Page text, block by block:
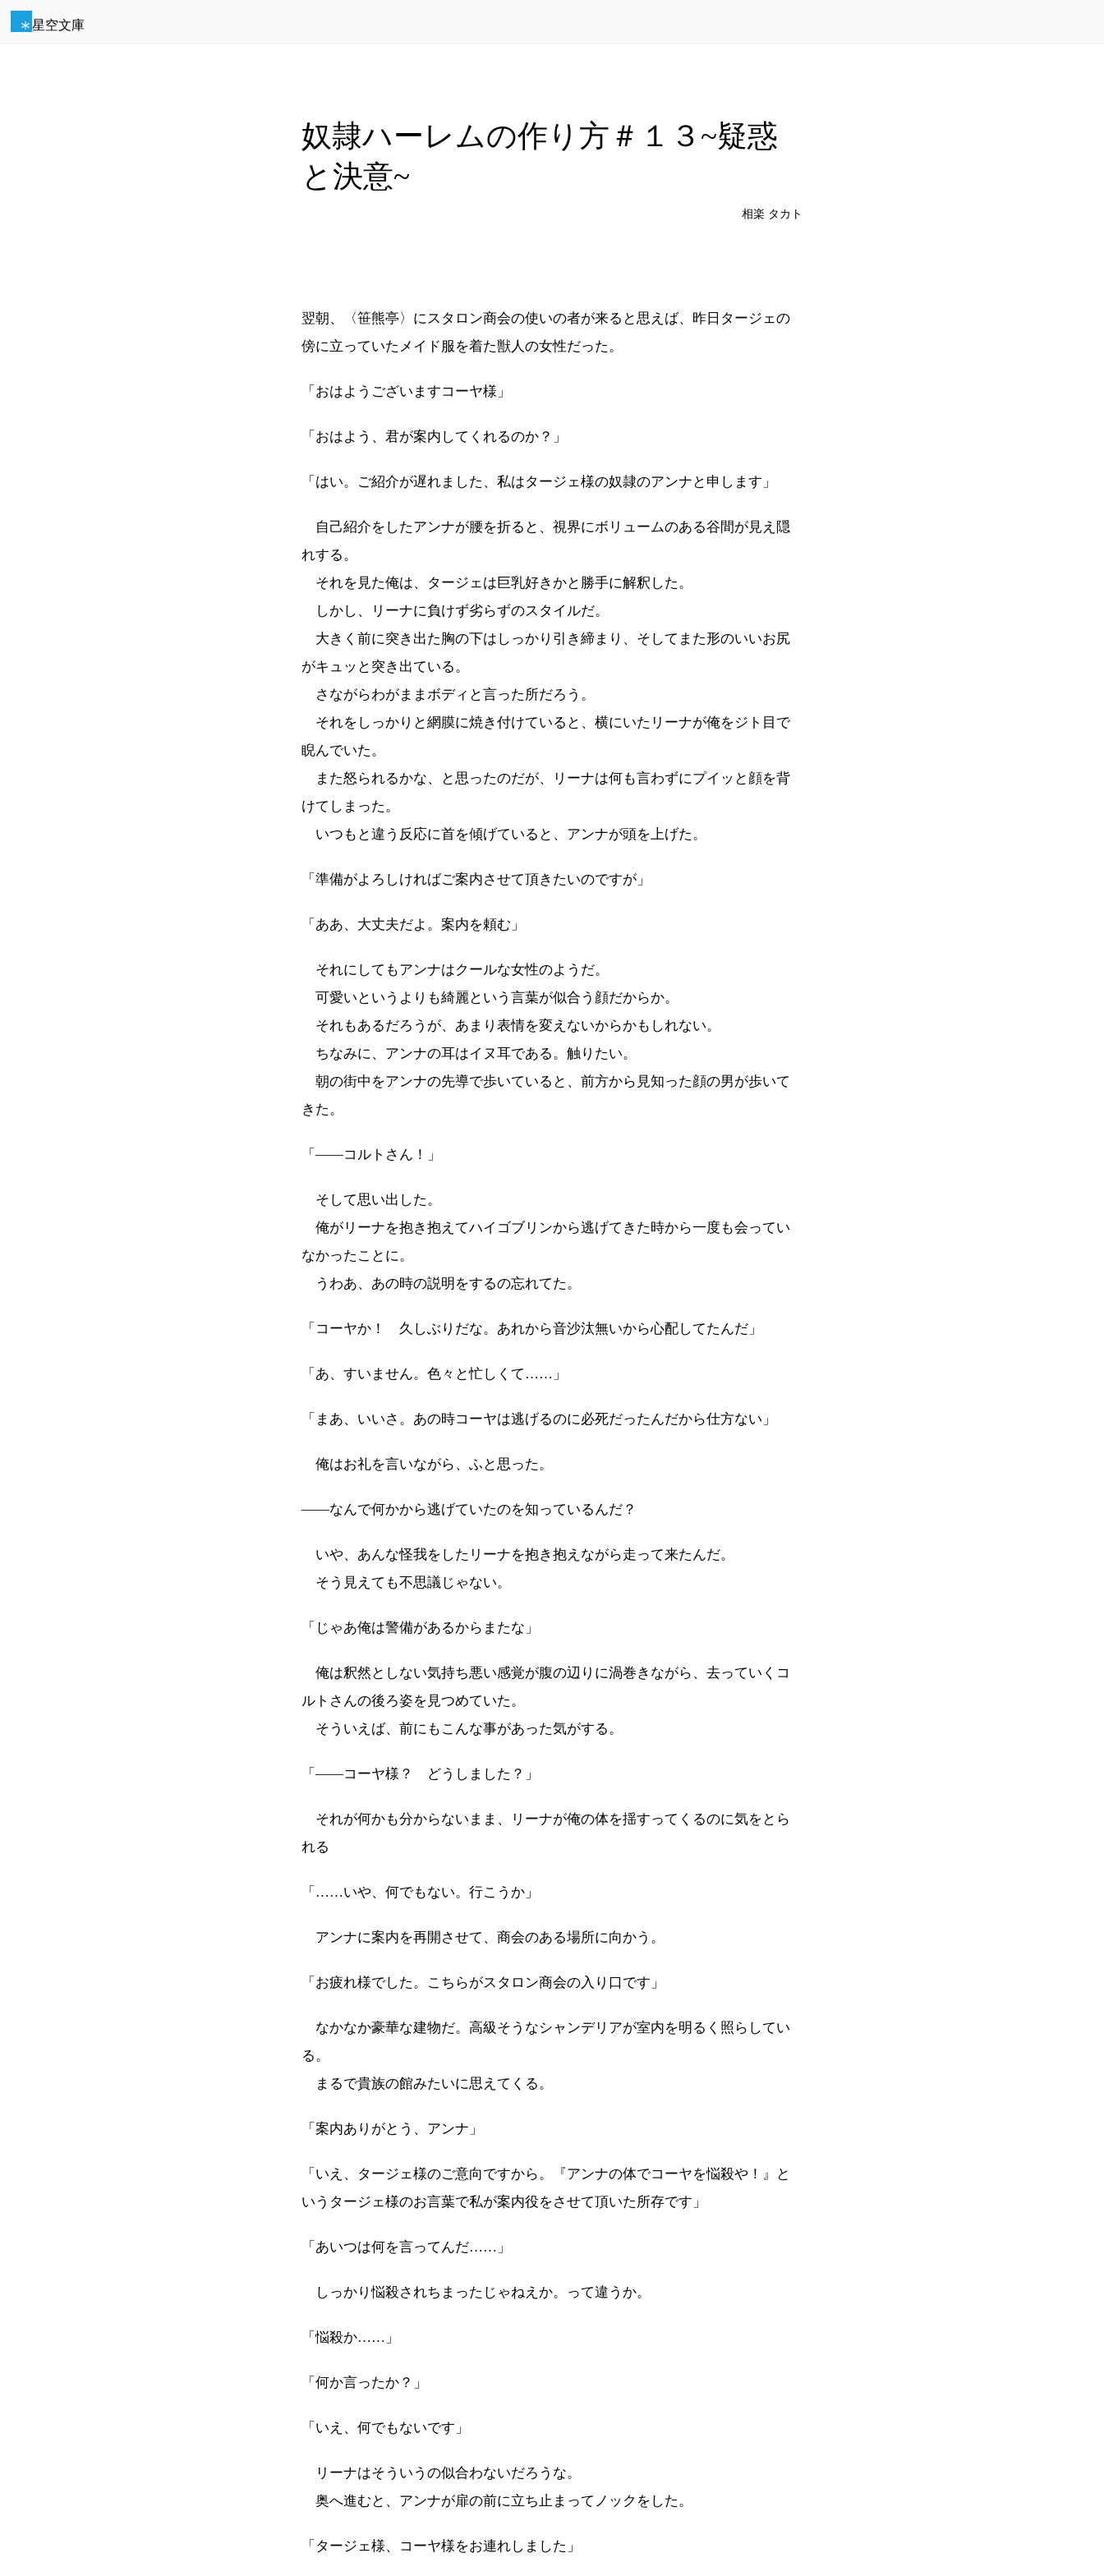
星空文庫
奴隷ハーレムの作り方＃１３~疑惑
と決意~
相楽 タカト
翌朝、〈笹熊亭〉にスタロン商会の使いの者が来ると思えば、昨日タージェの
傍に立っていたメイド服を着た獣人の女性だった。
「おはようございますコーヤ様」
「おはよう、君が案内してくれるのか？」
「はい。ご紹介が遅れました、私はタージェ様の奴隷のアンナと申します」
自己紹介をしたアンナが腰を折ると、視界にボリュームのある谷間が見え隠
れする。
それを見た俺は、タージェは巨乳好きかと勝手に解釈した。
しかし、リーナに負けず劣らずのスタイルだ。
大きく前に突き出た胸の下はしっかり引き締まり、そしてまた形のいいお尻
がキュッと突き出ている。
さながらわがままボディと言った所だろう。
それをしっかりと網膜に焼き付けていると、横にいたリーナが俺をジト目で
睨んでいた。
また怒られるかな、と思ったのだが、リーナは何も言わずにプイッと顔を背
けてしまった。
いつもと違う反応に首を傾げていると、アンナが頭を上げた。
「準備がよろしければご案内させて頂きたいのですが」
「ああ、大丈夫だよ。案内を頼む」
それにしてもアンナはクールな女性のようだ。
可愛いというよりも綺麗という言葉が似合う顔だからか。
それもあるだろうが、あまり表情を変えないからかもしれない。
ちなみに、アンナの耳はイヌ耳である。触りたい。
朝の街中をアンナの先導で歩いていると、前方から見知った顔の男が歩いて
きた。
「――コルトさん！」
そして思い出した。
俺がリーナを抱き抱えてハイゴブリンから逃げてきた時から一度も会ってい
なかったことに。
うわあ、あの時の説明をするの忘れてた。
「コーヤか！ 久しぶりだな。あれから音沙汰無いから心配してたんだ」
「あ、すいません。色々と忙しくて……」
「まあ、いいさ。あの時コーヤは逃げるのに必死だったんだから仕方ない」
俺はお礼を言いながら、ふと思った。
――なんで何かから逃げていたのを知っているんだ？
いや、あんな怪我をしたリーナを抱き抱えながら走って来たんだ。
そう見えても不思議じゃない。
「じゃあ俺は警備があるからまたな」
俺は釈然としない気持ち悪い感覚が腹の辺りに渦巻きながら、去っていくコ
ルトさんの後ろ姿を見つめていた。
そういえば、前にもこんな事があった気がする。
「――コーヤ様？ どうしました？」
それが何かも分からないまま、リーナが俺の体を揺すってくるのに気をとら
れる
「……いや、何でもない。行こうか」
アンナに案内を再開させて、商会のある場所に向かう。
「お疲れ様でした。こちらがスタロン商会の入り口です」
なかなか豪華な建物だ。高級そうなシャンデリアが室内を明るく照らしてい
る。
まるで貴族の館みたいに思えてくる。
「案内ありがとう、アンナ」
「いえ、タージェ様のご意向ですから。『アンナの体でコーヤを悩殺や！』と
いうタージェ様のお言葉で私が案内役をさせて頂いた所存です」
「あいつは何を言ってんだ……」
しっかり悩殺されちまったじゃねえか。って違うか。
「悩殺か……」
「何か言ったか？」
「いえ、何でもないです」
リーナはそういうの似合わないだろうな。
奥へ進むと、アンナが扉の前に立ち止まってノックをした。
「タージェ様、コーヤ様をお連れしました」